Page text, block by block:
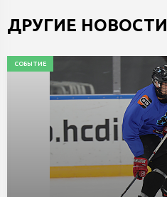
ДРУГИЕ НОВОСТИ
СОБЫТИЕ